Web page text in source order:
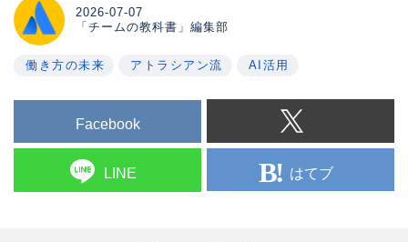
X, it’s Y,” but issues with over-reliance
on AI writing go deeper. On Atlassian’s
2026-07-07
「チームの教科書」編集部
働き方の未来 アトラシアン流 AI活用
Facebook
LINE はてブ